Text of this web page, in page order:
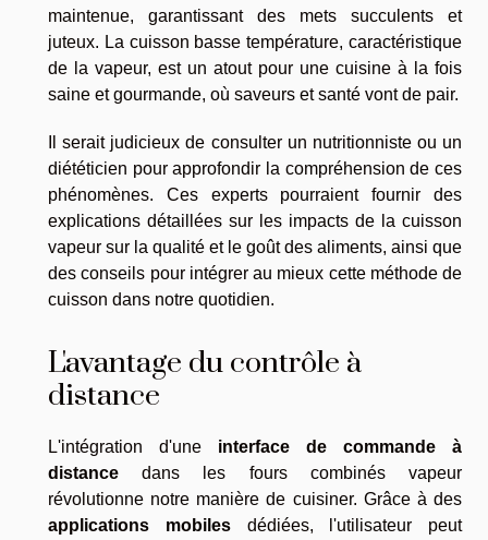
maintenue, garantissant des mets succulents et
juteux. La cuisson basse température, caractéristique
de la vapeur, est un atout pour une cuisine à la fois
saine et gourmande, où saveurs et santé vont de pair.
Il serait judicieux de consulter un nutritionniste ou un
diététicien pour approfondir la compréhension de ces
phénomènes. Ces experts pourraient fournir des
explications détaillées sur les impacts de la cuisson
vapeur sur la qualité et le goût des aliments, ainsi que
des conseils pour intégrer au mieux cette méthode de
cuisson dans notre quotidien.
L'avantage du contrôle à
distance
L'intégration d'une interface de commande à
distance dans les fours combinés vapeur
révolutionne notre manière de cuisiner. Grâce à des
applications mobilesdédiées, l'utilisateur peut